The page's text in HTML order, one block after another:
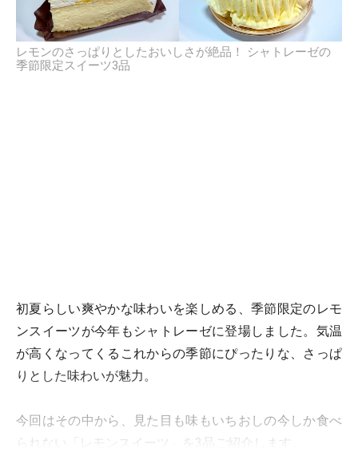
レモンのさっぱりとしたおいしさが絶品！ シャトレーゼの
季節限定スイーツ3品
初夏らしい爽やかな味わいを楽しめる、季節限定のレモ
ンスイーツが今年もシャトレーゼに登場しました。気温
が高くなってくるこれからの季節にぴったりな、さっぱ
りとした味わいが魅力。
今回はその中から、見た目も味もいちおしの今しか食べ
られない「レモンスイーツ」を3品ご紹介します。